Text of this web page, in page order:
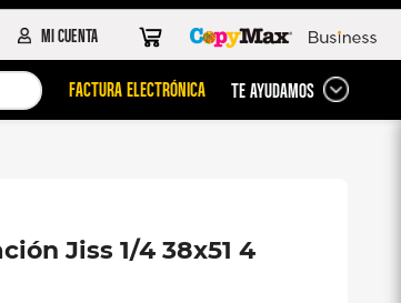
FACTURA ELECTRÓNICA TE AYUDAMOS
Jiss 1/4 38x51 4